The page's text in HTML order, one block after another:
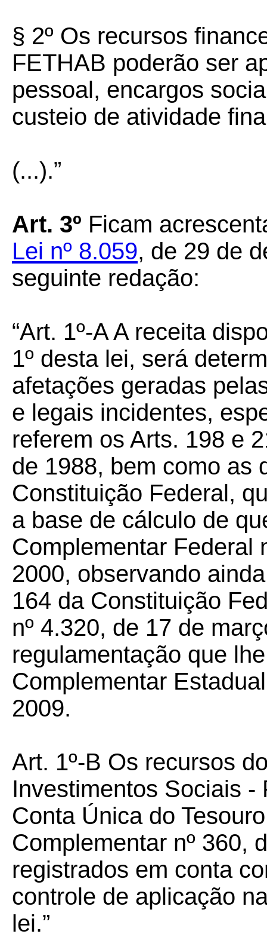
§ 2º Os recursos
FETHAB poderão ser
pessoal, encargos
custeio de atividade
(...).”
Art. 3º Ficam
Lei nº 8.059, de 29 de
seguinte redação:
“Art. 1º-A A receita
1º desta lei, será
afetações geradas
e legais incidentes,
referem os Arts. 198 e
de 1988, bem como as
Constituição Federal,
a base de cálculo de
Complementar Federal
2000, observando
164 da Constituição
nº 4.320, de 17 de
regulamentação que
Complementar
2009.
Art. 1º-B Os recursos
Investimentos Sociais
Conta Única do
Complementar nº 360,
registrados em conta
controle de aplicação
lei.”